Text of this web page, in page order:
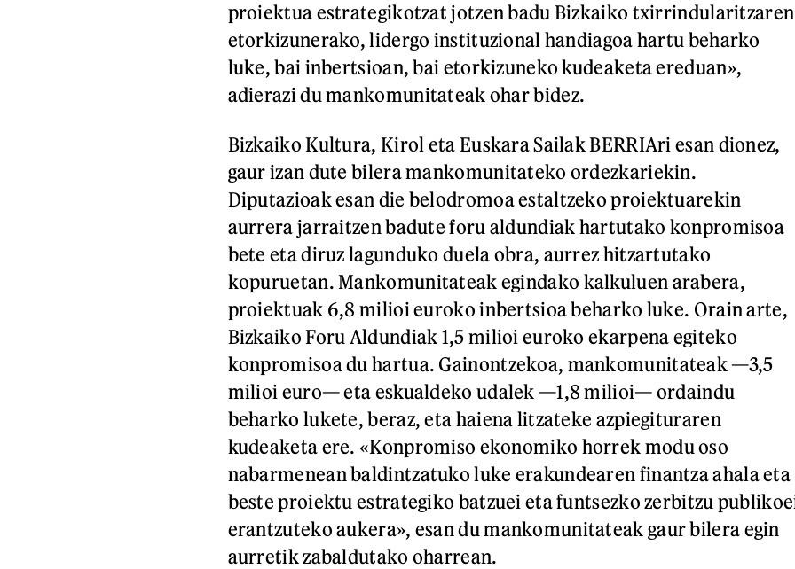
proiektua estrategikotzat jotzen badu Bizkaiko txirrindularitzaren
etorkizunerako, lidergo instituzional handiagoa hartu beharko
luke, bai inbertsioan, bai etorkizuneko kudeaketa ereduan»,
adierazi du mankomunitateak ohar bidez.
Bizkaiko Kultura, Kirol eta Euskara Sailak BERRIAri esan dionez,
gaur izan dute bilera mankomunitateko ordezkariekin.
Diputazioak esan die belodromoa estaltzeko proiektuarekin
aurrera jarraitzen badute foru aldundiak hartutako konpromisoa
bete eta diruz lagunduko duela obra, aurrez hitzartutako
kopuruetan. Mankomunitateak egindako kalkuluen arabera,
proiektuak 6,8 milioi euroko inbertsioa beharko luke. Orain arte,
Bizkaiko Foru Aldundiak 1,5 milioi euroko ekarpena egiteko
konpromisoa du hartua. Gainontzekoa, mankomunitateak —3,5
milioi euro— eta eskualdeko udalek —1,8 milioi— ordaindu
beharko lukete, beraz, eta haiena litzateke azpiegituraren
kudeaketa ere. «Konpromiso ekonomiko horrek modu oso
nabarmenean baldintzatuko luke erakundearen finantza ahala eta
beste proiektu estrategiko batzuei eta funtsezko zerbitzu
erantzuteko aukera», esan du mankomunitateak gaur bilera egin
aurretik zabaldutako oharrean.